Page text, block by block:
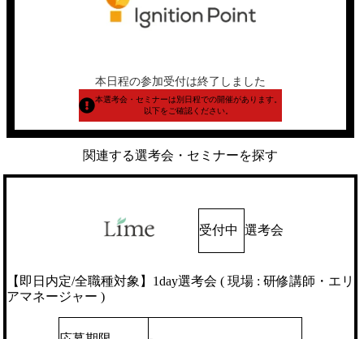
本日程の参加受付は終了しました
本選考会・セミナーは別日程での開催があります。
以下をご確認ください。
関連する選考会・セミナーを探す
受付中 選考会
【即日内定/全職種対象】1day選考会 ( 現場 : 研修講師・エリ
アマネージャー )